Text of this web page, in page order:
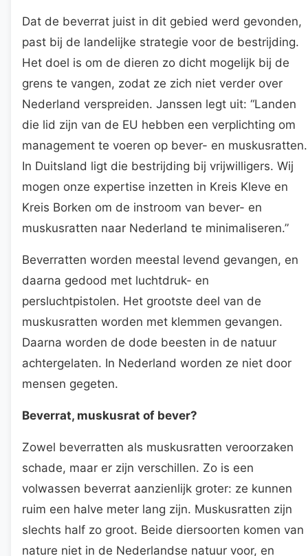
Dat de beverrat juist in dit gebied werd gevonden,
past bij de landelijke strategie voor de bestrijding.
Het doel is om de dieren zo dicht mogelijk bij de
grens te vangen, zodat ze zich niet verder over
Nederland verspreiden. Janssen legt uit: “Landen
die lid zijn van de EU hebben een verplichting om
management te voeren op bever- en muskusratten.
In Duitsland ligt die bestrijding bij vrijwilligers. Wij
mogen onze expertise inzetten in Kreis Kleve en
Kreis Borken om de instroom van bever- en
muskusratten naar Nederland te minimaliseren.”
Beverratten worden meestal levend gevangen, en
daarna gedood met luchtdruk- en
persluchtpistolen. Het grootste deel van de
muskusratten worden met klemmen gevangen.
Daarna worden de dode beesten in de natuur
achtergelaten. In Nederland worden ze niet door
mensen gegeten.
Beverrat, muskusrat of bever?
Zowel beverratten als muskusratten veroorzaken
schade, maar er zijn verschillen. Zo is een
volwassen beverrat aanzienlijk groter: ze kunnen
ruim een halve meter lang zijn. Muskusratten zijn
slechts half zo groot. Beide diersoorten komen van
nature niet in de Nederlandse natuur voor, en